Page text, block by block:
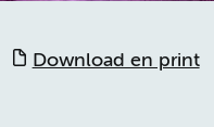
Download en print